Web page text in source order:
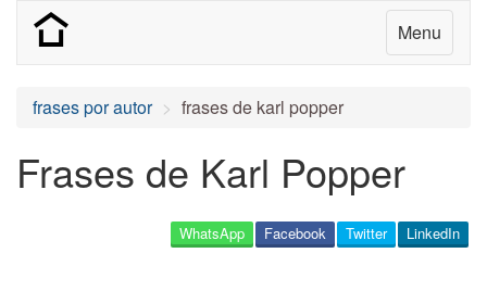
Menu
frases por autor frases de karl popper
Frases de Karl Popper
LinkedIn
Twitter
Facebook
WhatsApp